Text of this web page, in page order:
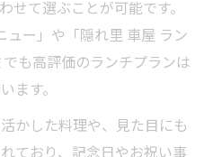
せて選ぶことが可能です。
ュー」や「隠れ里 車屋 ラン
も高評価のランチプランは
ます。
かした料理や、見た目にも
ており、記念日やお祝い事